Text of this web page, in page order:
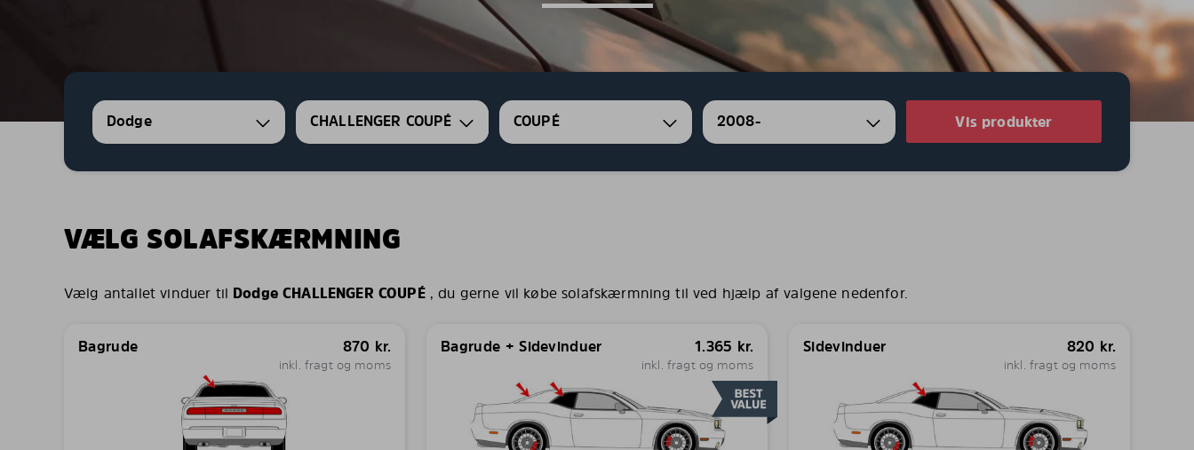
Dodge CHALLENGER COUPÉ COUPÉ 2008- Vis produkter
VÆLG SOLAFSKÆRMNING
Vælg antallet vinduer til Dodge CHALLENGER COUPÉ, du gerne vil købe solafskærmning til ved hjælp af valgene nedenfor.
Bagrude 870 kr.
inkl. fragt og moms
Bagrude + Sidevinduer 1.365 kr.
inkl. fragt og moms
Sidevinduer 820 kr.
inkl. fragt og moms